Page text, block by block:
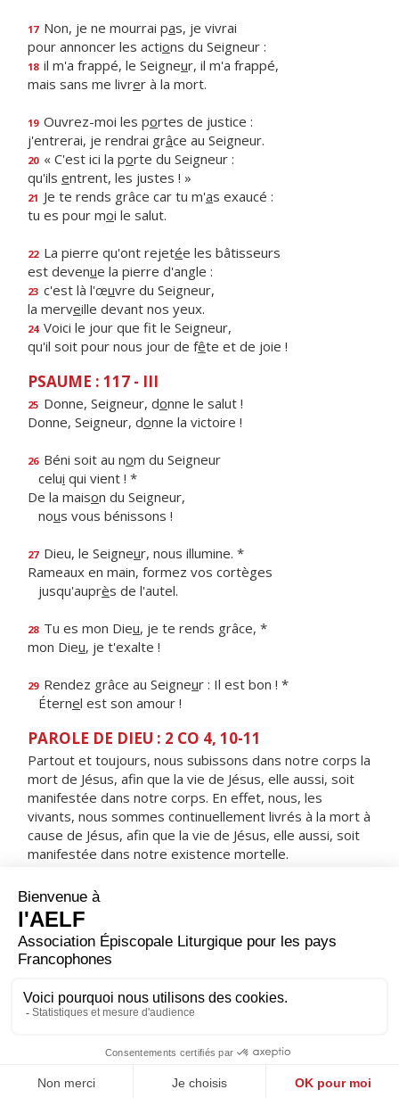
17 Non, je ne mourrai pas, je vivrai
pour annoncer les actions du Seigneur :
18 il m'a frappé, le Seigneur, il m'a frappé,
mais sans me livrer à la mort.
19 Ouvrez-moi les portes de justice :
j'entrerai, je rendrai grâce au Seigneur.
20 « C'est ici la porte du Seigneur :
qu'ils entrent, les justes ! »
21 Je te rends grâce car tu m'as exaucé :
tu es pour moi le salut.
22 La pierre qu'ont rejetée les bâtisseurs
est devenue la pierre d'angle :
23 c'est là l'œuvre du Seigneur,
la merveille devant nos yeux.
24 Voici le jour que ft le Seigneur,
qu'il soit pour nous jour de fête et de joie !
PSAUME : 117 - III
25 Donne, Seigneur, donne le salut !
Donne, Seigneur, donne la victoire !
26 Béni soit au nom du Seigneur
celui qui vient ! *
De la maison du Seigneur,
nous vous bénissons !
27 Dieu, le Seigneur, nous illumine. *
Rameaux en main, formez vos cortèges
jusqu'auprès de l'autel.
28 Tu es mon Dieu, je te rends grâce, *
mon Dieu, je t'exalte !
29 Rendez grâce au Seigneur : Il est bon ! *
Éternel est son amour !
PAROLE DE DIEU : 2 CO 4, 10-11
Partout et toujours, nous subissons dans notre corps la
mort de Jésus, afin que la vie de Jésus, elle aussi, soit
manifestée dans notre corps. En effet, nous, les
vivants, nous sommes continuellement livrés à la mort à
cause de Jésus, afin que la vie de Jésus, elle aussi, soit
manifestée dans notre existence mortelle.
RÉPONS
V/ Maltraité, il s'humilie,
il n'ouvre pas la bouche.
ORAISON
la charité du Christ qui a donné sa vie par amour pour le